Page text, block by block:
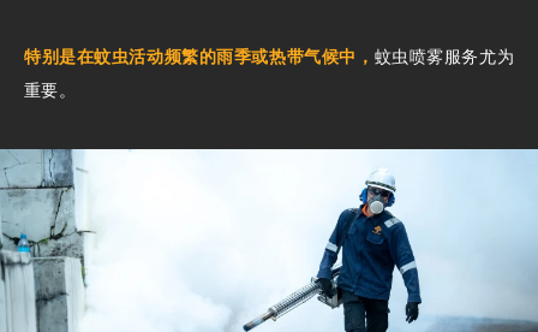
特别是在蚊虫活动频繁的雨季或热带气候中， 蚊虫喷雾服务尤为
重要。